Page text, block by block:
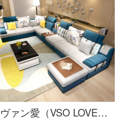
ヴァン愛（VSO LOVE）ヴァン愛ソファ布芸ソファ家具セット豪華版-7点セットアップグレードペダル